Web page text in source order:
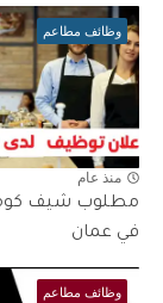
وظائف مطاعم
منذ عام
مطلوب شيف
في عمان
وظائف مطاعم